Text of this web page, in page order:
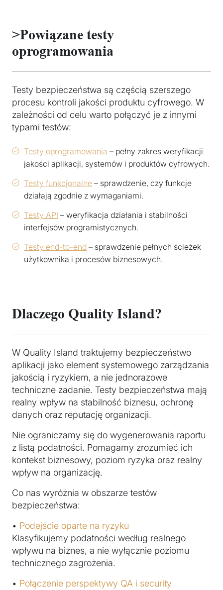
>Powiązane testy
oprogramowania
Testy bezpieczeństwa są częścią szerszego
procesu kontroli jakości produktu cyfrowego. W
zależności od celu warto połączyć je z innymi
typami testów:
Testy oprogramowania – pełny zakres weryfikacji
jakości aplikacji, systemów i produktów cyfrowych.
Testy funkcjonalne – sprawdzenie, czy funkcje
działają zgodnie z wymaganiami.
Testy API – weryfikacja działania i stabilności
interfejsów programistycznych.
Testy end-to-end – sprawdzenie pełnych ścieżek
użytkownika i procesów biznesowych.
Dlaczego Quality Island?
W Quality Island traktujemy bezpieczeństwo
aplikacji jako element systemowego zarządzania
jakością i ryzykiem, a nie jednorazowe
techniczne zadanie. Testy bezpieczeństwa mają
realny wpływ na stabilność biznesu, ochronę
danych oraz reputację organizacji.
Nie ograniczamy się do wygenerowania raportu
z listą podatności. Pomagamy zrozumieć ich
kontekst biznesowy, poziom ryzyka oraz realny
wpływ na organizację.
Co nas wyróżnia w obszarze testów
bezpieczeństwa:
• Podejście oparte na ryzyku
Klasyfikujemy podatności według realnego
wpływu na biznes, a nie wyłącznie poziomu
technicznego zagrożenia.
• Połączenie perspektywy QA i security